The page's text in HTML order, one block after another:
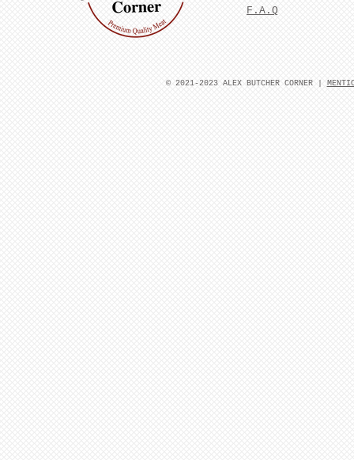
F.A.Q
​© 2021-2023 ALEX BUTCHER CORNER |